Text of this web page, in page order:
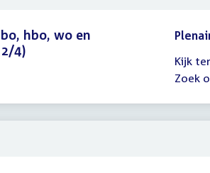
hbo, wo en
4)
Kijk
Zoek